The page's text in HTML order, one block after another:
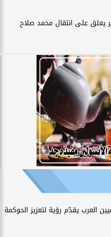
يعلق على انتقال محمد صلاح
العرب يقدّم رؤية لتعزيز الحوكمة